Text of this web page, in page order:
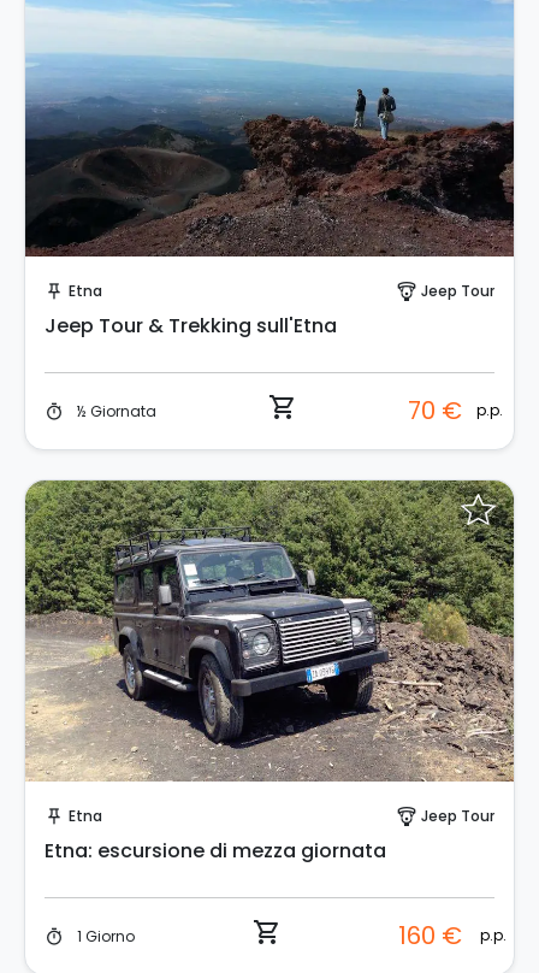
push_pin Etna paragliding Jeep Tour
Jeep Tour & Trekking sull'Etna
timer ½ Giornata shopping_cart 70 € p.p.
push_pin Etna paragliding Jeep Tour
Etna: escursione di mezza giornata
timer 1 Giorno shopping_cart 160 € p.p.